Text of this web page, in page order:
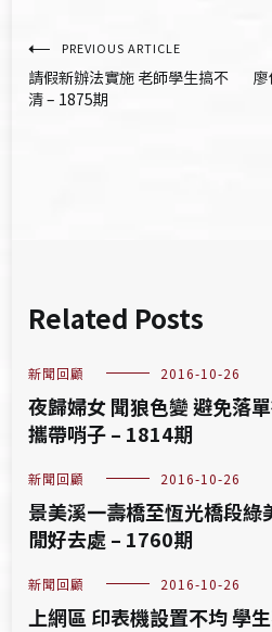
文
章
PREVIOUS ARTICLE
請假新辦法實施 老師學生搞不
清 – 1875期
Related Posts
新聞回顧 2016-10-26
夜歸婦女 聞狼色變 避免落
攜帶哨子 – 1814期
新聞回顧 2016-10-26
景美溪一壽橋至恆光橋段綠
閒好去處 – 1760期
新聞回顧 2016-10-26
上網區 印表機設置不均 學